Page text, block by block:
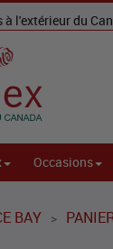
l'extérieur du
Occasions
BAY >